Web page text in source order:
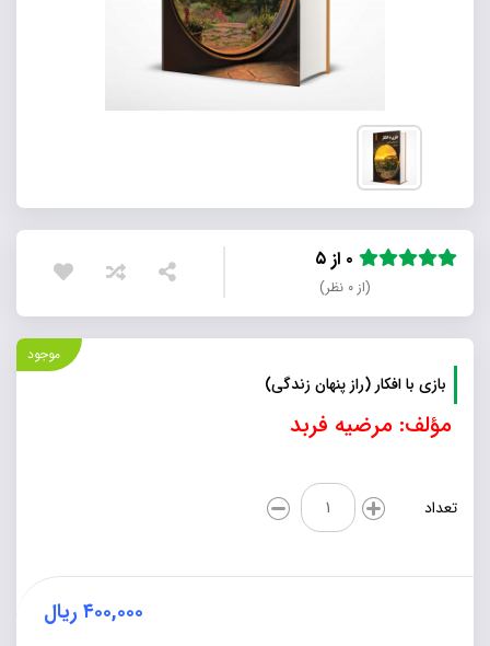
(از ۰ نظر)
موجود
بازی با افکار (راز پنهان زندگی)
مؤلف: مرضیه فربد
تعداد
بازی
با
افکار
پنهان
۴۰۰,۰۰۰ ریال